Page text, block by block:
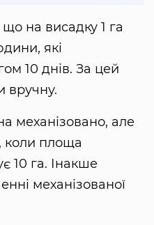
на висадку 1 га
які
10 днів. За цей
вручну.
механізовано, але
коли площа
10 га. Інакше
механізованої